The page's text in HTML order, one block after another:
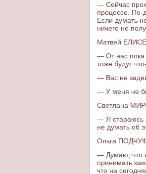
— Сейчас
процессе. По-
Если думать
ничего не
Матвей
— От нас пока
тоже будут
— Вас не
— У меня не
Светлана
— Я стараюсь
не думать об
Ольга
— Думаю, что
принимать
что на